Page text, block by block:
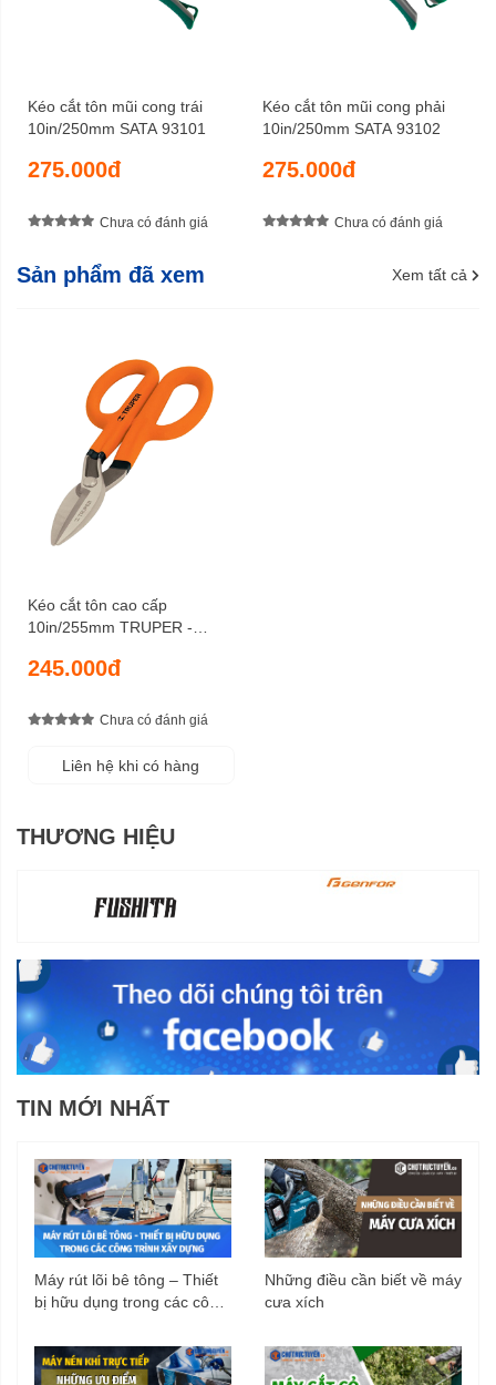
Kéo cắt tôn mũi cong trái
10in/250mm SATA 93101
275.000đ
Chưa có đánh giá
Kéo cắt tôn mũi cong phải
10in/250mm SATA 93102
275.000đ
Chưa có đánh giá
Sản phẩm đã xem Xem tất cả
Kéo cắt tôn cao cấp
10in/255mm TRUPER -
245.000đ
Chưa có đánh giá
Liên hệ khi có hàng
THƯƠNG HIỆU
TIN MỚI NHẤT
Máy rút lõi bê tông – Thiết
bị hữu dụng trong các công
Những điều cần biết về máy
cưa xích